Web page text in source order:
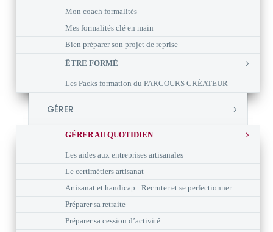
Mon coach formalités
Mes formalités clé en main
Bien préparer son projet de reprise
ÊTRE FORMÉ
Les Packs formation du PARCOURS CRÉATEUR
GÉRER
GÉRER AU QUOTIDIEN
Les aides aux entreprises artisanales
Le certimétiers artisanat
Artisanat et handicap : Recruter et se perfectionner
Préparer sa retraite
Préparer sa cession d’activité